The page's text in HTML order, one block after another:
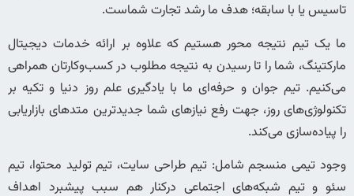
تاسیس یا با سابقه؛ هدف ما رشد تجارت شماست.
ما یک تیم نتیجه محور هستیم که علاوه بر ارائه خدمات دیجیتال
مارکتینگ، شما را تا رسیدن به نتیجه مطلوب در کسب‌وکارتان همراهی
می‌کنیم. تیم جوان و حرفه‌ای ما با یادگیری علم روز دنیا و تکیه بر
تکنولوژی‌های روز، جهت رفع نیازهای شما جدیدترین متدهای بازاریابی
را پیاده‌سازی می‌کند.
وجود تیمی منسجم شامل: تیم طراحی سایت، تیم تولید محتوا، تیم
سئو و تیم شبکه‌های اجتماعی درکنار هم سبب پیشبرد اهداف